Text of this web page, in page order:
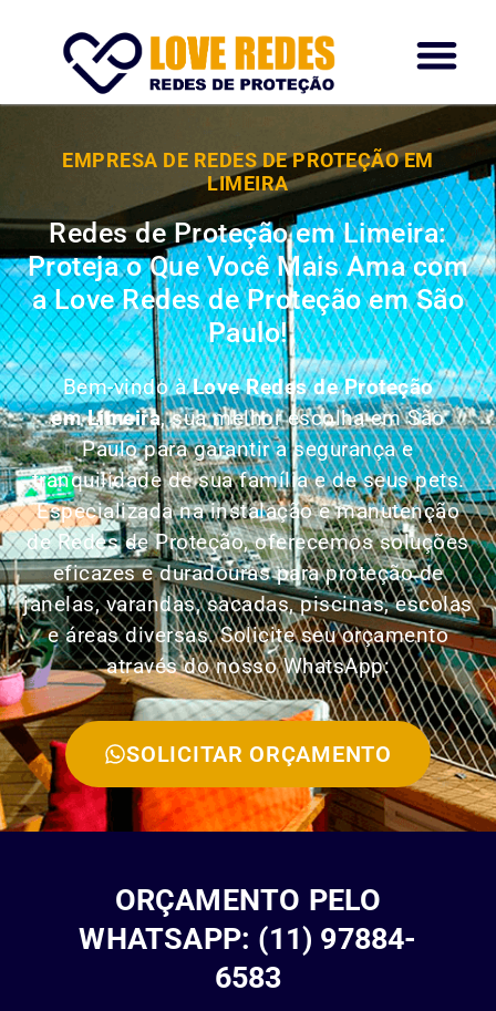
EMPRESA DE REDES DE PROTEÇÃO EM
LIMEIRA
Redes de Proteção em Limeira:
Proteja o Que Você Mais Ama com
a Love Redes de Proteção em São
Paulo!
Bem-vindo àLove Redes de Proteção
em Limeira, sua melhor escolha em São
Paulo para garantir a segurança e
tranquilidade de sua família e de seus pets.
Especializada na instalação e manutenção
de Redes de Proteção, oferecemos soluções
eficazes e duradouras para proteção de
janelas, varandas, sacadas, piscinas, escolas
e áreas diversas. Solicite seu orçamento
através do nosso WhatsApp:
SOLICITAR ORÇAMENTO
ORÇAMENTO PELO
WHATSAPP: (11) 97884-
6583